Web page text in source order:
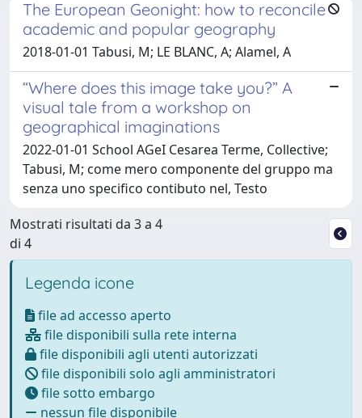
The European Geonight: how to reconcile
academic and popular geography
2018-01-01 Tabusi, M; LE BLANC, A; Alamel, A
“Where does this image take you?” A
visual tale from a workshop on
geographical imaginations
2022-01-01 School AGeI Cesarea Terme, Collective;
Tabusi, M; come mero componente del gruppo ma
senza uno specifico contibuto nel, Testo
Mostrati risultati da 3 a 4
di 4
Legenda icone
file ad accesso aperto
file disponibili sulla rete interna
file disponibili agli utenti autorizzati
file disponibili solo agli amministratori
file sotto embargo
nessun file disponibile